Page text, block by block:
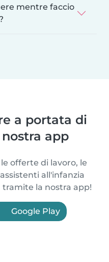
mentre faccio
a portata di
app
offerte di lavoro, le
all'infanzia
la nostra app!
Google Play